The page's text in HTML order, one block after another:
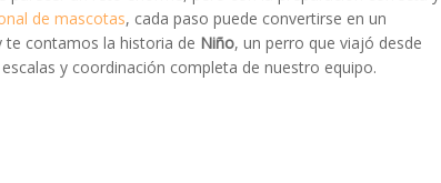
de mascotas, cada paso puede convertirse en un
te contamos la historia de Niño, un perro que viajó desde
y coordinación completa de nuestro equipo.